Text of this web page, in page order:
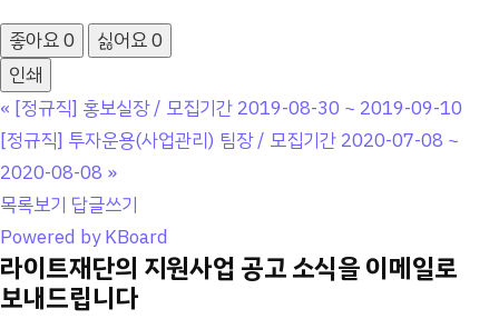
좋아요0 싫어요0
인쇄
« [정규직] 홍보실장 / 모집기간 2019-08-30 ~ 2019-09-10
[정규직] 투자운용(사업관리) 팀장 / 모집기간 2020-07-08 ~
2020-08-08 »
목록보기 답글쓰기
Powered by KBoard
라이트재단의 지원사업 공고 소식을 이메일로
보내드립니다